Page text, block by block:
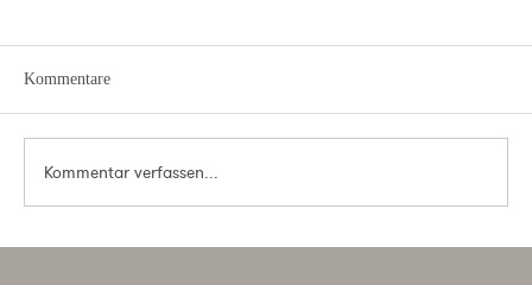
Kommentare
Kommentar verfassen...